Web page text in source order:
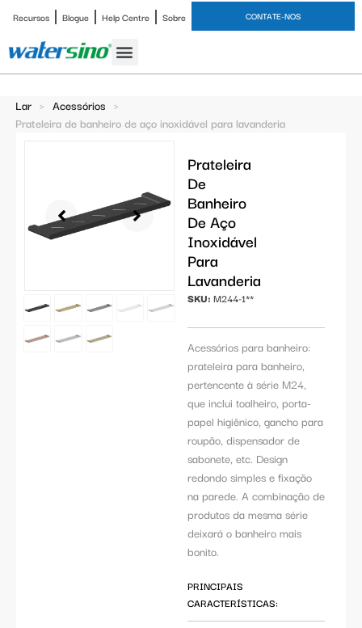
Recursos Blogue Help Centre Sobre CONTATE-NOS
Lar > Acessórios >
Prateleira de banheiro de aço inoxidável para lavanderia
Prateleira
De
Banheiro
De Aço
Inoxidável
Para
Lavanderia
SKU: M244-1**
Acessórios para banheiro:
prateleira para banheiro,
pertencente à série M24,
que inclui toalheiro, porta-
papel higiênico, gancho para
roupão, dispensador de
sabonete, etc. Design
redondo simples e fixação
na parede. A combinação de
produtos da mesma série
deixará o banheiro mais
bonito.
PRINCIPAIS
CARACTERÍSTICAS: